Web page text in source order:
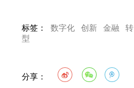
标签： 数字化 创新 金融
转
型
分享：